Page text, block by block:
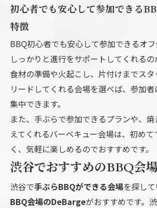
初心者でも安心して参加できる
特徴
BBQ初心者でも安心して参加できるオ
しっかりと進行をサポートしてくれるの
食材の準備や火起こし、片付けまでス
リードしてくれる会場を選べば、参加
集中できます。
また、手ぶらで参加できるプランや、
えてくれるバーベキュー会場は、初め
く、気軽に楽しめるのでおすすめです。
渋谷でおすすめのBBQ会
渋谷で手ぶらBBQができる会場を探して
BBQ会場のDeBargeがおすすめです。